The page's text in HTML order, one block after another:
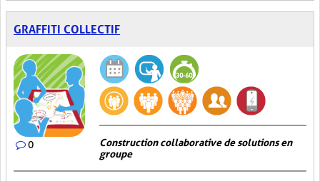
GRAFFITI COLLECTIF
0
Construction collaborative de solutions en
groupe